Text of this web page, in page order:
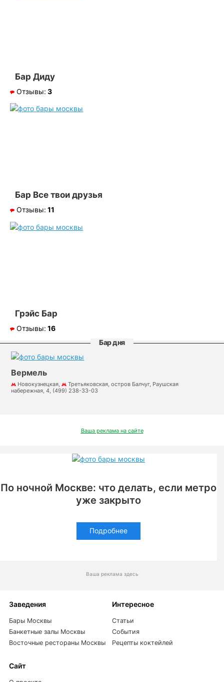
Бар Диду
Отзывы: 3
Бар Все твои друзья
Отзывы: 11
Грэйс Бар
Отзывы: 16
Бар дня
Вермель
Новокузнецкая,
Третьяковская, остров Балчуг, Раушская
набережная, 4, (499) 238-33-03
Ваша реклама на сайте
По ночной Москве: что делать, если метро
уже закрыто
Подробнее
Ваша реклама здесь
Заведения
Бары Москвы
Банкетные залы Москвы
Восточные рестораны Москвы
Интересное
Статьи
События
Рецепты коктейлей
Сайт